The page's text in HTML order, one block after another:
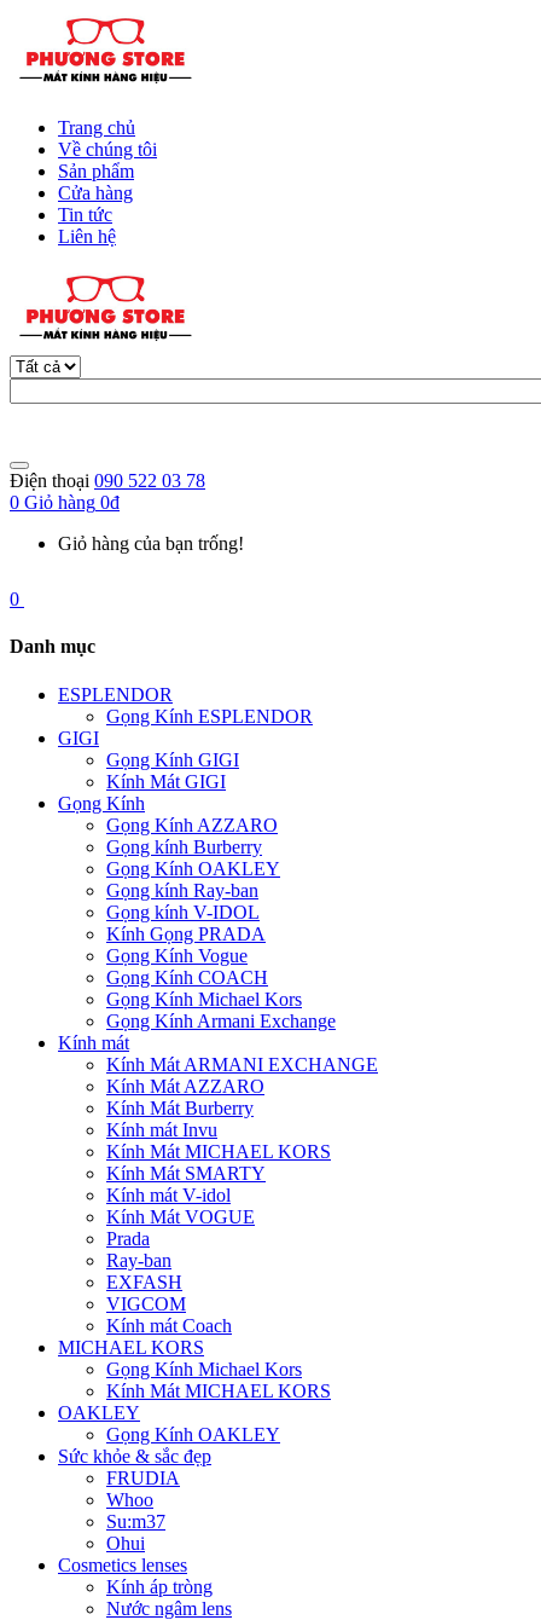
Trang chủ
Về chúng tôi
Sản phẩm
Cửa hàng
Tin tức
Liên hệ
Điện thoại 090 522 03 78
0 Giỏ hàng 0đ
Giỏ hàng của bạn trống!
0
Danh mục
ESPLENDOR
Gọng Kính ESPLENDOR
GIGI
Gọng Kính GIGI
Kính Mát GIGI
Gọng Kính
Gọng Kính AZZARO
Gọng kính Burberry
Gọng Kính OAKLEY
Gọng kính Ray-ban
Gọng kính V-IDOL
Kính Gọng PRADA
Gọng Kính Vogue
Gọng Kính COACH
Gọng Kính Michael Kors
Gọng Kính Armani Exchange
Kính mát
Kính Mát ARMANI EXCHANGE
Kính Mát AZZARO
Kính Mát Burberry
Kính mát Invu
Kính Mát MICHAEL KORS
Kính Mát SMARTY
Kính mát V-idol
Kính Mát VOGUE
Prada
Ray-ban
EXFASH
VIGCOM
Kính mát Coach
MICHAEL KORS
Gọng Kính Michael Kors
Kính Mát MICHAEL KORS
OAKLEY
Gọng Kính OAKLEY
Sức khỏe & sắc đẹp
FRUDIA
Whoo
Su:m37
Ohui
Cosmetics lenses
Kính áp tròng
Nước ngâm lens